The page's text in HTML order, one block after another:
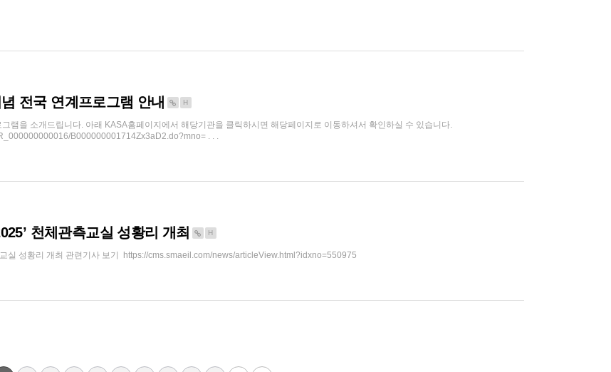
전국 연계프로그램 안내 H
램을 소개드립니다. 아래 KASA홈페이지에서 해당기관을 클릭하시면 해당페이지로 이동하셔서 확인하실 수 있습니다.
B000000001714Zx3aD2.do?mno= . . .
천체관측교실 성황리 개최 H
교실 성황리 개최 관련기사 보기 https://cms.smaeil.com/news/articleView.html?idxno=550975